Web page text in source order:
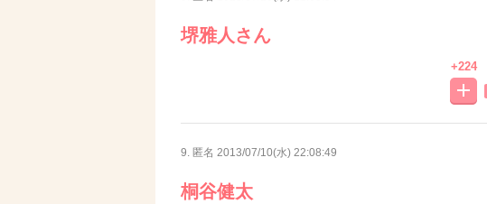
堺雅人さん
+224
9. 匿名 2013/07/10(水) 22:08:49
桐谷健太